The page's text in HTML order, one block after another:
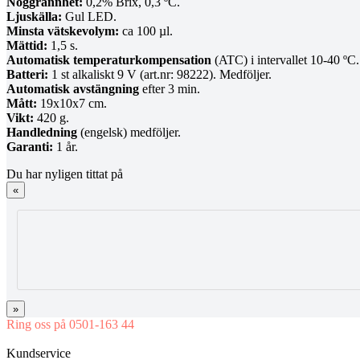
Ljuskälla: Gul LED.
Minsta vätskevolym: ca 100 µl.
Mättid: 1,5 s.
Automatisk temperaturkompensation (ATC) i intervallet 10-40 ºC.
Batteri: 1 st alkaliskt 9 V (art.nr: 98222). Medföljer.
Automatisk avstängning efter 3 min.
Mått: 19x10x7 cm.
Vikt: 420 g.
Handledning (engelsk) medföljer.
Garanti: 1 år.
Du har nyligen tittat på
«
»
Ring oss på 0501-163 44
Kundservice